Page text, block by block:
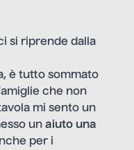
si riprende dalla
è tutto sommato
che non
mi sento un
un aiuto una
per i